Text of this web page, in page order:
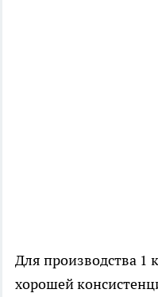
Для производства 1
хорошей